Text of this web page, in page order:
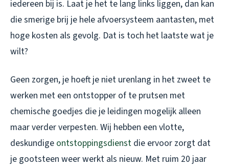
iedereen bij is. Laat je het te lang links liggen, dan kan
die smerige brij je hele afvoersysteem aantasten, met
hoge kosten als gevolg. Dat is toch het laatste wat je
wilt?
Geen zorgen, je hoeft je niet urenlang in het zweet te
werken met een ontstopper of te prutsen met
chemische goedjes die je leidingen mogelijk alleen
maar verder verpesten. Wij hebben een vlotte,
deskundige ontstoppingsdienst die ervoor zorgt dat
je gootsteen weer werkt als nieuw. Met ruim 20 jaar